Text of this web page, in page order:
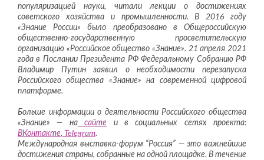
популяризацией науки, читали лекции о достижениях
советского хозяйства и промышленности. В 2016 году
«Знание России» было преобразовано в Общероссийскую
общественно-государственную просветительскую
организацию «Российское общество «Знание». 21 апреля 2021
года в Послании Президента РФ Федеральному Собранию РФ
Владимир Путин заявил о необходимости перезапуска
Российского общества «Знание» на современной цифровой
платформе.
Больше информации о деятельности Российского общества
«Знание» — насайте и в социальных сетях проекта:
ВКонтакте, Telegram.
Международная выставка-форум “Россия” — это важнейшие
достижения страны, собранные на одной площадке. В течение